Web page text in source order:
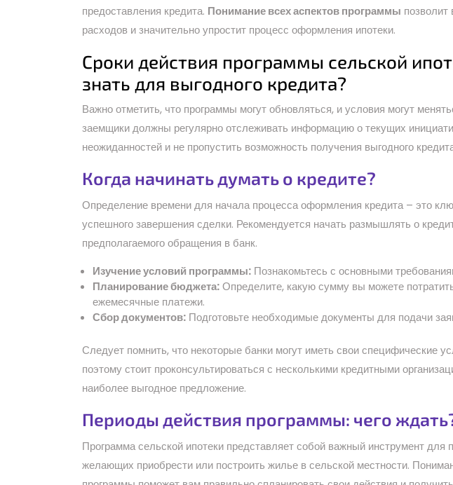
предоставления кредита. Понимание всех аспектов программы
расходов и значительно упростит процесс оформления ипотеки.
Сроки действия программы сельской
знать для выгодного кредита?
Важно отметить, что программы могут обновляться, и условия могут
заемщики должны регулярно отслеживать информацию о текущих
неожиданностей и не пропустить возможность получения выгодного
Когда начинать думать о кредите?
Определение времени для начала процесса оформления кредита – это
успешного завершения сделки. Рекомендуется начать размышлять о
предполагаемого обращения в банк.
Изучение условий программы: Познакомьтесь с основными
Планирование бюджета:Определите, какую сумму вы можете
ежемесячные платежи.
Сбор документов: Подготовьте необходимые документы для подачи
Следует помнить, что некоторые банки могут иметь свои специфические
поэтому стоит проконсультироваться с несколькими кредитными
наиболее выгодное предложение.
Периоды действия программы: чего
Программа сельской ипотеки представляет собой важный инструмент для
желающих приобрести или построить жилье в сельской местности.